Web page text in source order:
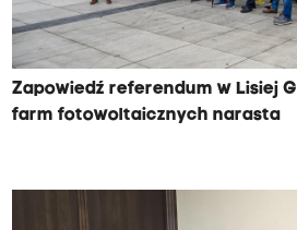
Zapowiedź referendum w Lisiej
farm fotowoltaicznych narasta